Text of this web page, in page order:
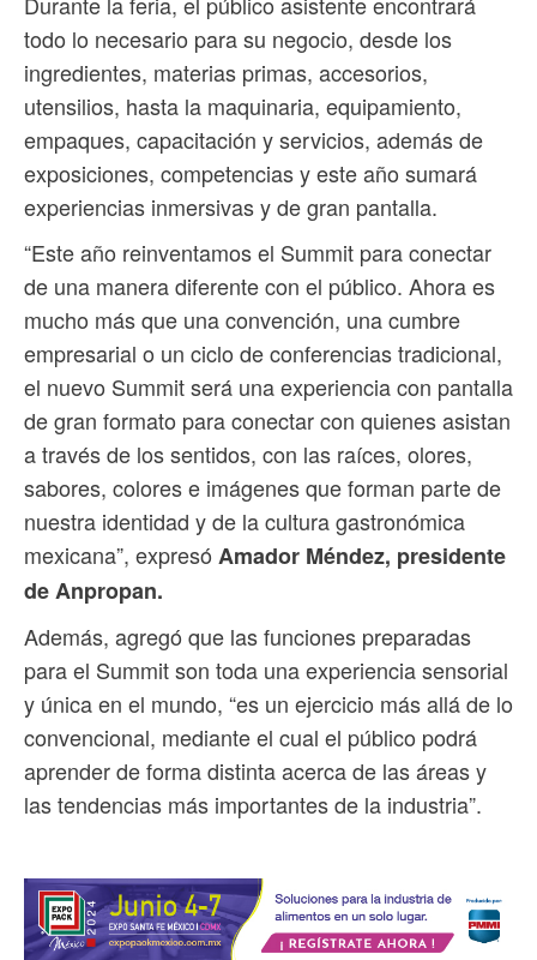
todo lo necesario para su negocio, desde los
ingredientes, materias primas, accesorios,
utensilios, hasta la maquinaria, equipamiento,
empaques, capacitación y servicios, además de
exposiciones, competencias y este año sumará
experiencias inmersivas y de gran pantalla.
“Este año reinventamos el Summit para conectar
de una manera diferente con el público. Ahora es
mucho más que una convención, una cumbre
empresarial o un ciclo de conferencias tradicional,
el nuevo Summit será una experiencia con pantalla
de gran formato para conectar con quienes asistan
a través de los sentidos, con las raíces, olores,
sabores, colores e imágenes que forman parte de
nuestra identidad y de la cultura gastronómica
mexicana”, expresó Amador Méndez, presidente
de Anpropan.
Además, agregó que las funciones preparadas
para el Summit son toda una experiencia sensorial
y única en el mundo, “es un ejercicio más allá de lo
convencional, mediante el cual el público podrá
aprender de forma distinta acerca de las áreas y
las tendencias más importantes de la industria”.